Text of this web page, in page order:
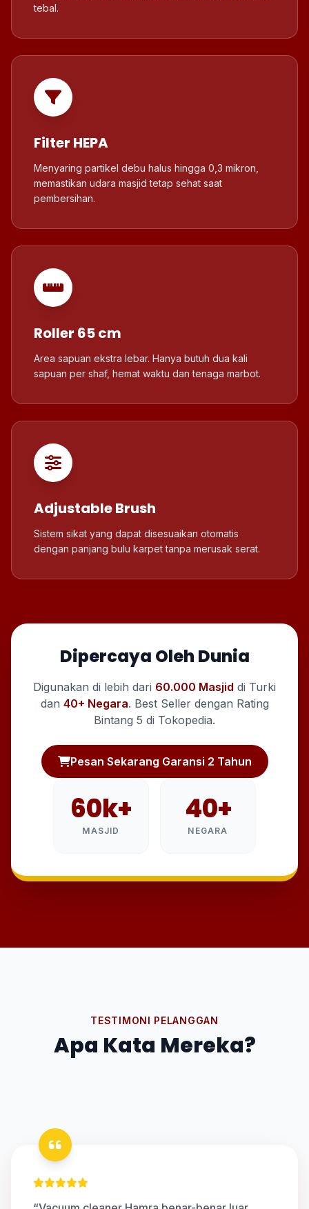
tebal.
Filter HEPA
Menyaring partikel debu halus hingga 0,3 mikron,
memastikan udara masjid tetap sehat saat
pembersihan.
Roller 65 cm
Area sapuan ekstra lebar. Hanya butuh dua kali
sapuan per shaf, hemat waktu dan tenaga marbot.
Adjustable Brush
Sistem sikat yang dapat disesuaikan otomatis
dengan panjang bulu karpet tanpa merusak serat.
Dipercaya Oleh Dunia
Digunakan di lebih dari 60.000 Masjid di Turki
dan 40+ Negara. Best Seller dengan Rating
Bintang 5 di Tokopedia.
Pesan Sekarang Garansi 2 Tahun
60k+
MASJID
40+
NEGARA
TESTIMONI PELANGGAN
Apa Kata Mereka?